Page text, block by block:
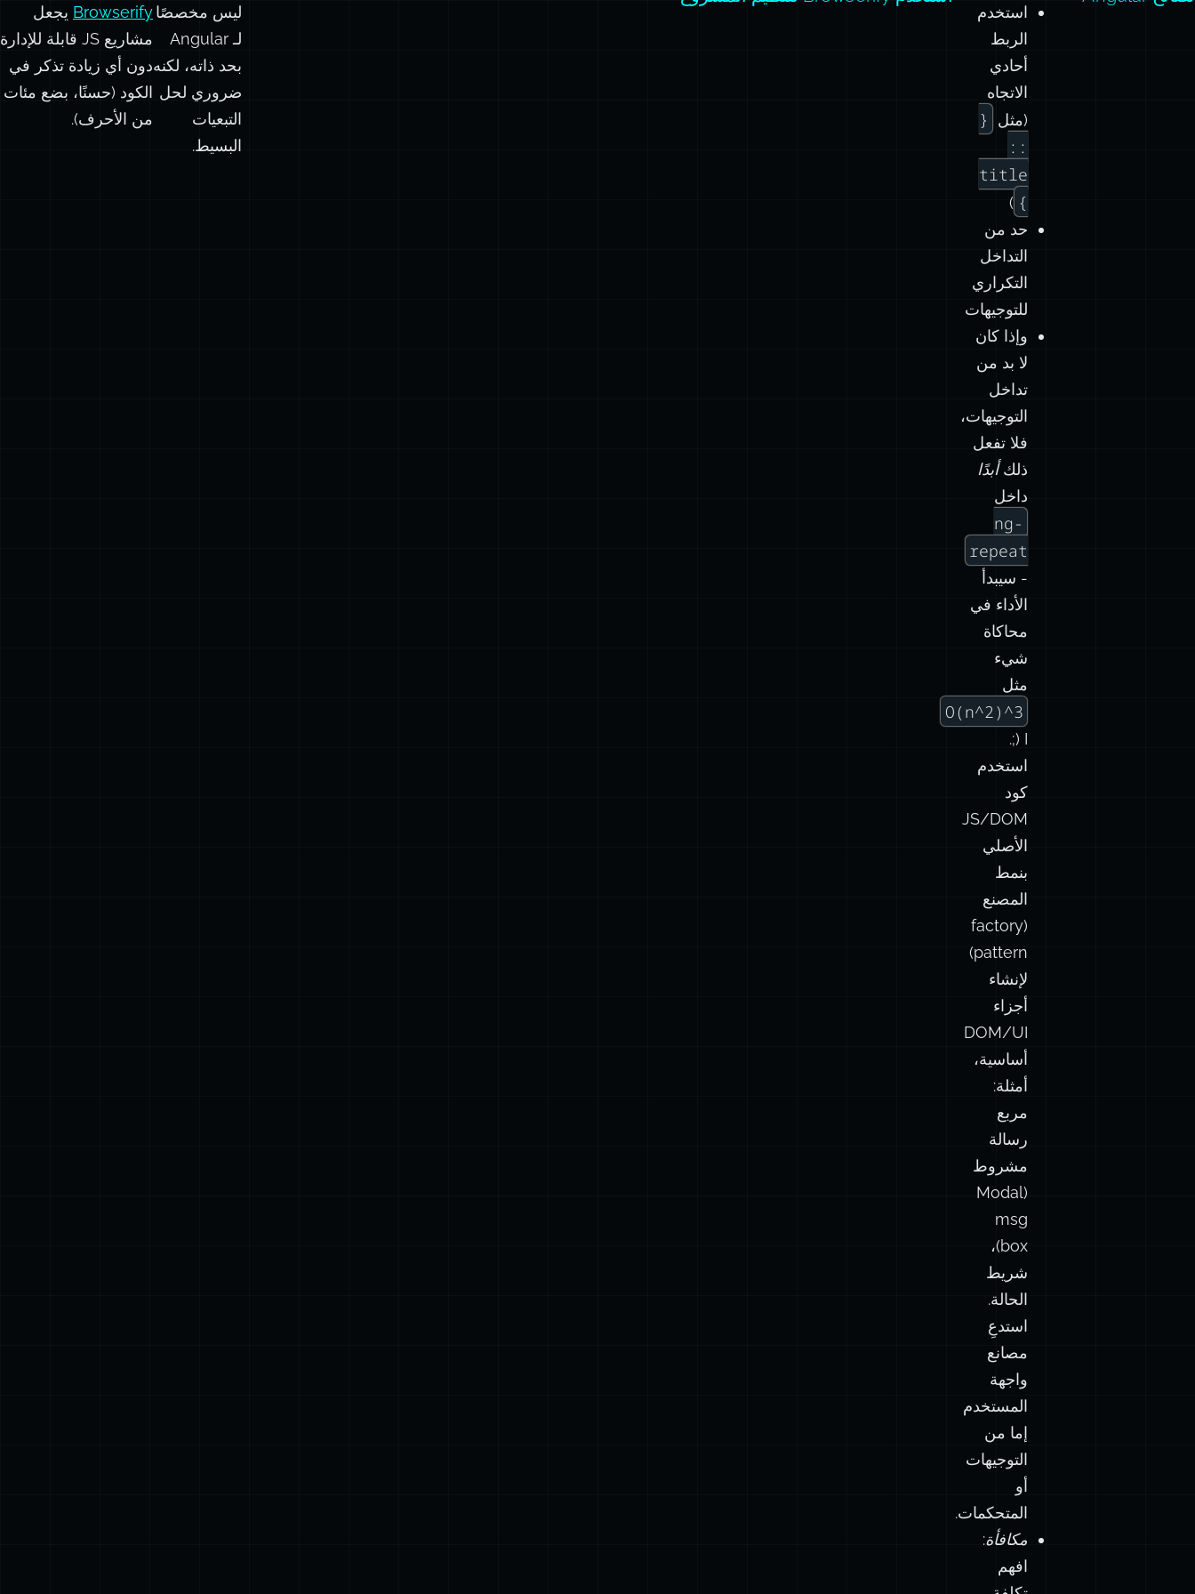
استخدم
الربط
أحادي
الاتجاه
(مثل
{
::
title
}
)
حد من
التداخل
التكراري
للتوجيهات
وإذا كان
لا بد من
تداخل
التوجيهات،
فلا تفعل
ذلكأبدًا
داخل
ng-
repeat
- سيبدأ
الأداء في
محاكاة
شيء
مثل
O(n^2)^3
;) I.
استخدم
كود
JS/DOM
الأصلي
بنمط
المصنع
(factory
pattern)
لإنشاء
أجزاء
DOM/UI
أساسية،
أمثلة:
مربع
رسالة
مشروط
(Modal
msg
box)،
شريط
الحالة.
استدعِ
مصانع
واجهة
المستخدم
إما من
التوجيهات
أو
المتحكمات.
مكافأة:
افهم
ليس مخصصًا
لـ Angular
بحد ذاته، لكنه
ضروري لحل
التبعيات
البسيط.
Browserify يجعل
مشاريع JS قابلة للإدارة
دون أي زيادة تذكر في
الكود (حسنًا، بضع مئات
من الأحرف).